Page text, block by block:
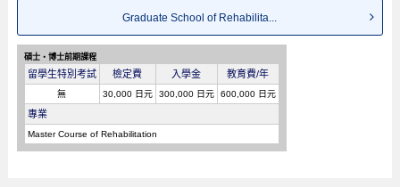
Graduate School of Rehabilita...
碩士・博士前期課程
留學生特別考試 檢定費 入學金 教育費/年
無 30,000 日元 300,000 日元 600,000 日元
專業
Master Course of Rehabilitation